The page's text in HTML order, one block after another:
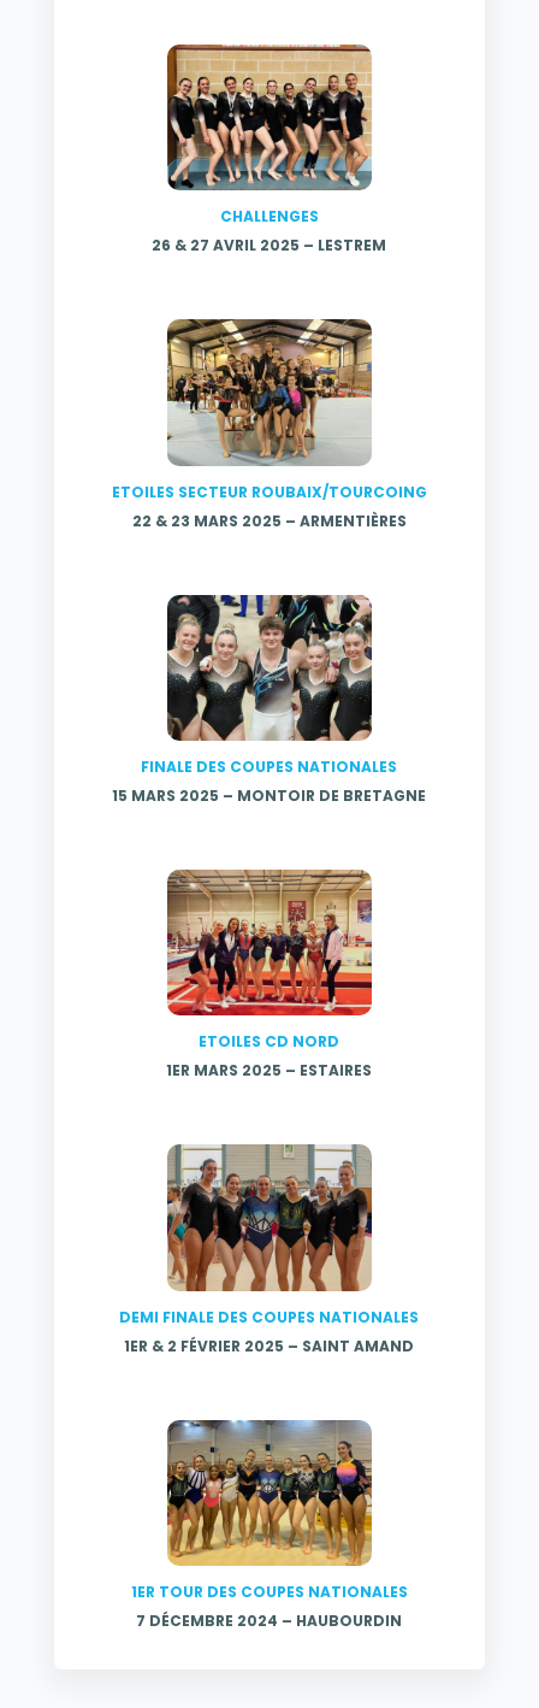
CHALLENGES
26 & 27 AVRIL 2025 – LESTREM
ETOILES SECTEUR ROUBAIX/TOURCOING
22 & 23 MARS 2025 – ARMENTIÈRES
FINALE DES COUPES NATIONALES
15 MARS 2025 – MONTOIR DE BRETAGNE
ETOILES CD NORD
1ER MARS 2025 – ESTAIRES
DEMI FINALE DES COUPES NATIONALES
1ER & 2 FÉVRIER 2025 – SAINT AMAND
1ER TOUR DES COUPES NATIONALES
7 DÉCEMBRE 2024 – HAUBOURDIN